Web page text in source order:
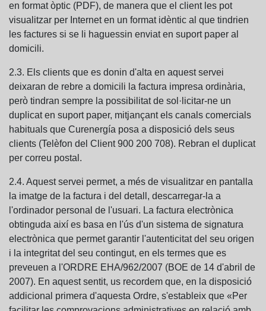
en format òptic (PDF), de manera que el client les pot
visualitzar per Internet en un format idèntic al que tindrien
les factures si se li haguessin enviat en suport paper al
domicili.
2.3. Els clients que es donin d'alta en aquest servei
deixaran de rebre a domicili la factura impresa ordinària,
però tindran sempre la possibilitat de sol·licitar-ne un
duplicat en suport paper, mitjançant els canals comercials
habituals que Curenergía posa a disposició dels seus
clients (Telèfon del Client 900 200 708). Rebran el duplicat
per correu postal.
2.4. Aquest servei permet, a més de visualitzar en pantalla
la imatge de la factura i del detall, descarregar-la a
l'ordinador personal de l'usuari. La factura electrònica
obtinguda així es basa en l'ús d'un sistema de signatura
electrònica que permet garantir l'autenticitat del seu origen
i la integritat del seu contingut, en els termes que es
preveuen a l'ORDRE EHA/962/2007 (BOE de 14 d'abril de
2007). En aquest sentit, us recordem que, en la disposició
addicional primera d'aquesta Ordre, s'estableix que «Per